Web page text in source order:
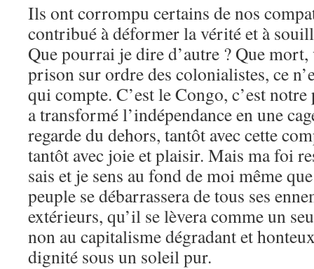
Ils ont corrompu certains de nos
contribué à déformer la vérité et à
Que pourrai je dire d’autre ? Que
prison sur ordre des colonialistes, ce
qui compte. C’est le Congo, c’est
a transformé l’indépendance en une
regarde du dehors, tantôt avec cette
tantôt avec joie et plaisir. Mais ma foi
sais et je sens au fond de moi même
peuple se débarrassera de tous ses
extérieurs, qu’il se lèvera comme un
non au capitalisme dégradant et
dignité sous un soleil pur.